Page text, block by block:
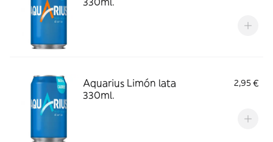
Aquarius Limón lata
330ml.
2,95 €